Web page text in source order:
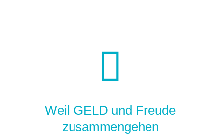

Weil GELD und Freude
zusammengehen